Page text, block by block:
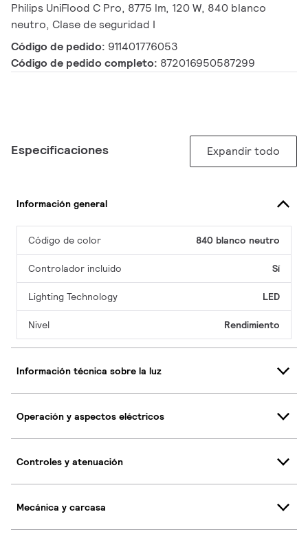
Philips UniFlood C Pro, 8775 lm, 120 W, 840 blanco
neutro, Clase de seguridad I
Código de pedido: 911401776053
Código de pedido completo: 872016950587299
Especificaciones Expandir todo
Información general
Código de color 840 blanco neutro
Controlador incluido Sí
Lighting Technology LED
Nivel Rendimiento
Información técnica sobre la luz
Operación y aspectos eléctricos
Controles y atenuación
Mecánica y carcasa